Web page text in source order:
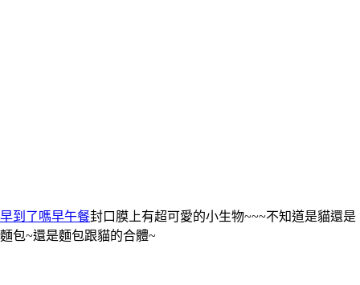
早到了嗎早午餐封口膜上有超可愛的小生物~~~不知道是貓還是
麵包~還是麵包跟貓的合體~